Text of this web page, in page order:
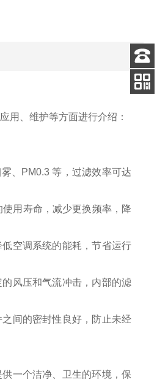
用、维护等方面进行介绍：
、PM0.3 等，过滤效率可达
用寿命，减少更换频率，降
空调系统的能耗，节省运行
风压和气流冲击，内部的滤
间的密封性良好，防止未经
一个洁净、卫生的环境，保
客服
电话